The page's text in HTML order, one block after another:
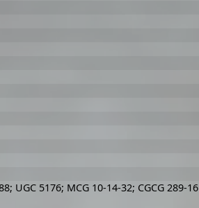
UGC 5176; MCG 10-14-32; CGCG 289-16